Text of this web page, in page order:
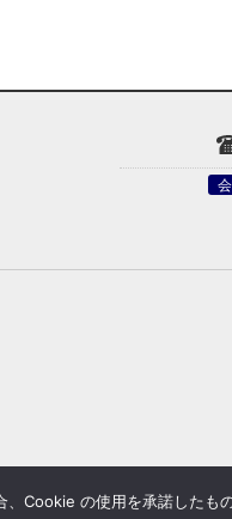
ンサルティングオフィス All rights
Cookie の使用を承諾したもの